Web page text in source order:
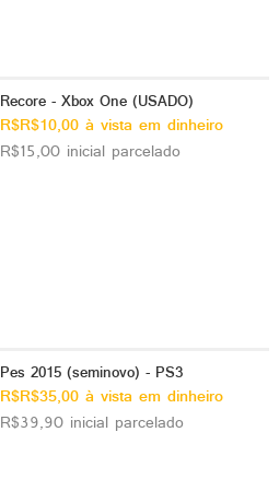
Recore - Xbox One (USADO)
R$R$10,00 à vista em dinheiro
R$15,00 inicial parcelado
Pes 2015 (seminovo) - PS3
R$R$35,00 à vista em dinheiro
R$39,90 inicial parcelado